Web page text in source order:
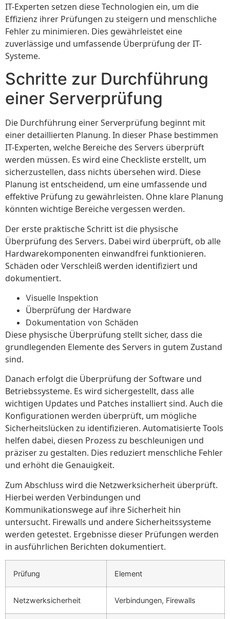
IT-Experten setzen diese Technologien ein, um die
Effizienz ihrer Prüfungen zu steigern und menschliche
Fehler zu minimieren. Dies gewährleistet eine
zuverlässige und umfassende Überprüfung der IT-
Systeme.
Schritte zur Durchführung
einer Serverprüfung
Die Durchführung einer Serverprüfung beginnt mit
einer detaillierten Planung. In dieser Phase bestimmen
IT-Experten, welche Bereiche des Servers überprüft
werden müssen. Es wird eine Checkliste erstellt, um
sicherzustellen, dass nichts übersehen wird. Diese
Planung ist entscheidend, um eine umfassende und
effektive Prüfung zu gewährleisten. Ohne klare Planung
könnten wichtige Bereiche vergessen werden.
Der erste praktische Schritt ist die physische
Überprüfung des Servers. Dabei wird überprüft, ob alle
Hardwarekomponenten einwandfrei funktionieren.
Schäden oder Verschleiß werden identifiziert und
dokumentiert.
Visuelle Inspektion
Überprüfung der Hardware
Dokumentation von Schäden
Diese physische Überprüfung stellt sicher, dass die
grundlegenden Elemente des Servers in gutem Zustand
sind.
Danach erfolgt die Überprüfung der Software und
Betriebssysteme. Es wird sichergestellt, dass alle
wichtigen Updates und Patches installiert sind. Auch die
Konfigurationen werden überprüft, um mögliche
Sicherheitslücken zu identifizieren. Automatisierte Tools
helfen dabei, diesen Prozess zu beschleunigen und
präziser zu gestalten. Dies reduziert menschliche Fehler
und erhöht die Genauigkeit.
Zum Abschluss wird die Netzwerksicherheit überprüft.
Hierbei werden Verbindungen und
Kommunikationswege auf ihre Sicherheit hin
untersucht. Firewalls und andere Sicherheitssysteme
werden getestet. Ergebnisse dieser Prüfungen werden
in ausführlichen Berichten dokumentiert.
Prüfung Element
Netzwerksicherheit Verbindungen, Firewalls